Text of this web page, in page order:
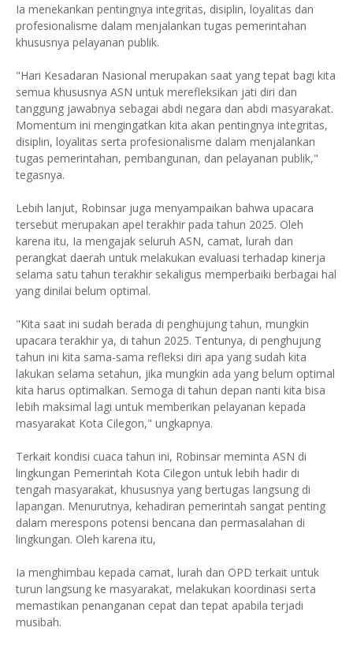
Ia menekankan pentingnya integritas, disiplin, loyalitas dan
profesionalisme dalam menjalankan tugas pemerintahan
khususnya pelayanan publik.
"Hari Kesadaran Nasional merupakan saat yang tepat bagi kita
semua khususnya ASN untuk merefleksikan jati diri dan
tanggung jawabnya sebagai abdi negara dan abdi masyarakat.
Momentum ini mengingatkan kita akan pentingnya integritas,
disiplin, loyalitas serta profesionalisme dalam menjalankan
tugas pemerintahan, pembangunan, dan pelayanan publik,"
tegasnya.
Lebih lanjut, Robinsar juga menyampaikan bahwa upacara
tersebut merupakan apel terakhir pada tahun 2025. Oleh
karena itu, Ia mengajak seluruh ASN, camat, lurah dan
perangkat daerah untuk melakukan evaluasi terhadap kinerja
selama satu tahun terakhir sekaligus memperbaiki berbagai hal
yang dinilai belum optimal.
"Kita saat ini sudah berada di penghujung tahun, mungkin
upacara terakhir ya, di tahun 2025. Tentunya, di penghujung
tahun ini kita sama-sama refleksi diri apa yang sudah kita
lakukan selama setahun, jika mungkin ada yang belum optimal
kita harus optimalkan. Semoga di tahun depan nanti kita bisa
lebih maksimal lagi untuk memberikan pelayanan kepada
masyarakat Kota Cilegon," ungkapnya.
Terkait kondisi cuaca tahun ini, Robinsar meminta ASN di
lingkungan Pemerintah Kota Cilegon untuk lebih hadir di
tengah masyarakat, khususnya yang bertugas langsung di
lapangan. Menurutnya, kehadiran pemerintah sangat penting
dalam merespons potensi bencana dan permasalahan di
lingkungan. Oleh karena itu,
Ia menghimbau kepada camat, lurah dan OPD terkait untuk
turun langsung ke masyarakat, melakukan koordinasi serta
memastikan penanganan cepat dan tepat apabila terjadi
musibah.